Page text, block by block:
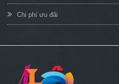
Chi phí ưu đãi